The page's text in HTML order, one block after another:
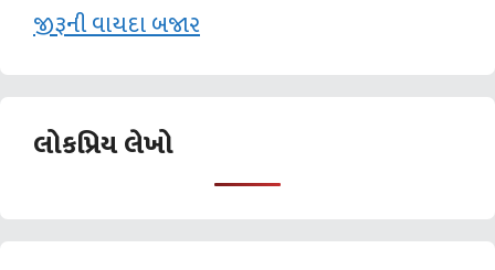
જીરૂની વાયદા બજાર
લોકપ્રિય લેખો